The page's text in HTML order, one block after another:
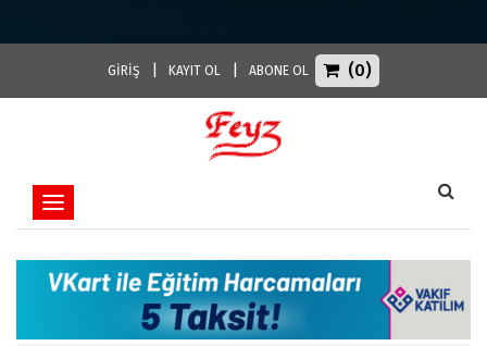
GİRİŞ KAYIT OL ABONE OL (0)
Toggle navigation